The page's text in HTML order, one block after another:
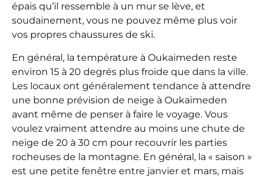
épais qu’il ressemble à un mur se lève, et
soudainement, vous ne pouvez même plus voir
vos propres chaussures de ski.
En général, la température à Oukaimeden reste
environ 15 à 20 degrés plus froide que dans la ville.
Les locaux ont généralement tendance à attendre
une bonne prévision de neige à Oukaimeden
avant même de penser à faire le voyage. Vous
voulez vraiment attendre au moins une chute de
neige de 20 à 30 cm pour recouvrir les parties
rocheuses de la montagne. En général, la « saison »
est une petite fenêtre entre janvier et mars, mais